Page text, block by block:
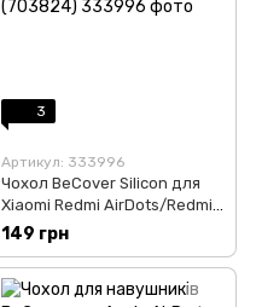
3
Артикул: 333996
Чохол BeCover Silicon для
Xiaomi Redmi AirDots/Redmi
AirDots 2/Redmi AirDots S
Black (703824)
149 грн